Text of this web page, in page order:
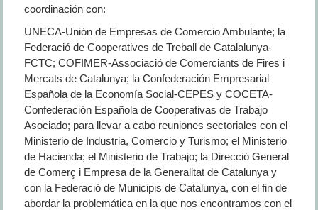
coordinación con:
UNECA-Unión de Empresas de Comercio Ambulante; la
Federació de Cooperatives de Treball de Catalalunya-
FCTC; COFIMER-Associació de Comerciants de Fires i
Mercats de Catalunya; la Confederación Empresarial
Española de la Economía Social-CEPES y COCETA-
Confederación Española de Cooperativas de Trabajo
Asociado; para llevar a cabo reuniones sectoriales con el
Ministerio de Industria, Comercio y Turismo; el Ministerio
de Hacienda; el Ministerio de Trabajo; la Direcció General
de Comerç i Empresa de la Generalitat de Catalunya y
con la Federació de Municipis de Catalunya, con el fin de
abordar la problemática en la que nos encontramos con el